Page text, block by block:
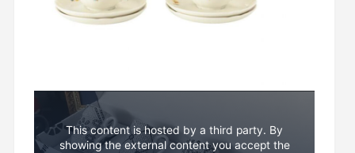
This content is hosted by a third party. By
showing the external content you accept the